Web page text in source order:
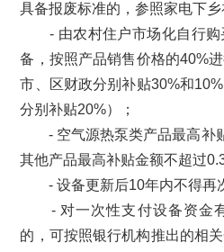
具备报废标准的，参照家电下乡
- 由农村住户市场化自行购
备，按照产品销售价格的40%
市、区财政分别补贴30%和
分别补贴20%）；
- 空气源热泵类产品最高补贴
其他产品最高补贴金额不超过
- 设备更新后10年内不得再
- 对一次性支付设备资金
的，可按照银行机构推出的相